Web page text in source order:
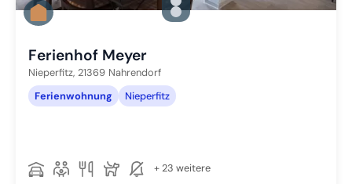
Zu Slide 2 wechseln
Zu Slide 3 wechseln
Ferienhof Meyer
Nieperfitz, 21369 Nahrendorf
Ferienwohnung
Nieperfitz
+ 23 weitere